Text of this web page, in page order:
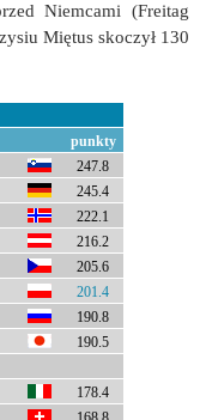
Niemcami (Freitag
Miętus skoczył 130
punkty
247.8
245.4
222.1
216.2
205.6
201.4
190.8
190.5
178.4